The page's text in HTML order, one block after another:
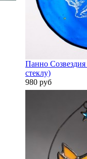
Панно
стеклу)
980 руб